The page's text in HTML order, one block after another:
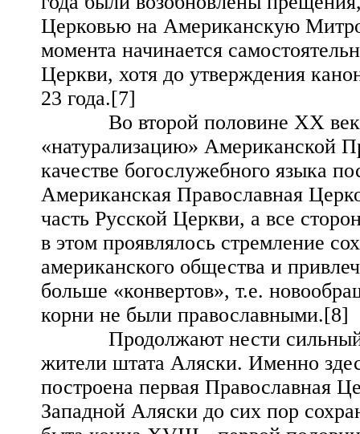
Церковью на Американскую
момента начинается
Церкви, хотя до утверждения
23 года.[7]
Во второй половине ХХ века
«натурализацию» Американской
качестве богослужебного языка
Американская Православная
часть Русской Церкви, а все
в этом проявлялось стремление
американского общества и
больше «конвертов», т.е.
корни не были православными.[8]
Продолжают нести сильный
жители штата Аляски. Именно
построена первая Православная
Западной Аляски до сих пор